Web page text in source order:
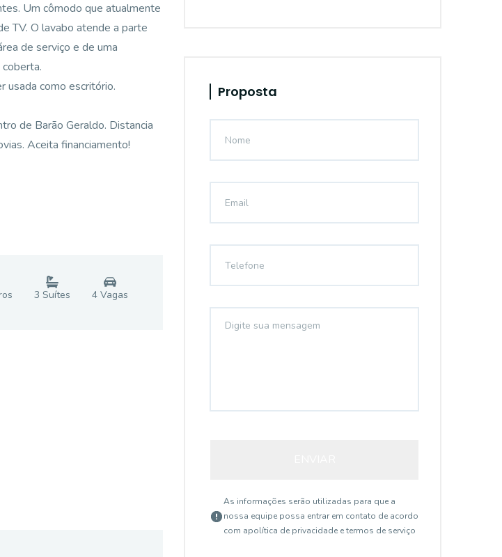
Um cômodo que atualmente
TV. O lavabo atende a parte
de serviço e de uma
usada como escritório.
de Barão Geraldo. Distancia
Aceita financiamento!
s 3 Suítes 4Vagas
Proposta
As informações serão utilizadas para que a
nossa equipe possa entrar em contato de acordo
com apolítica de privacidade e termos de serviço